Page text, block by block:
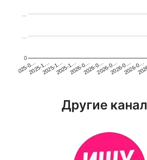
2025-0…2025-1…2025-1…2025-1…2026-0…2026-0…2026-0…2026-0…2026-0…
0
Другие